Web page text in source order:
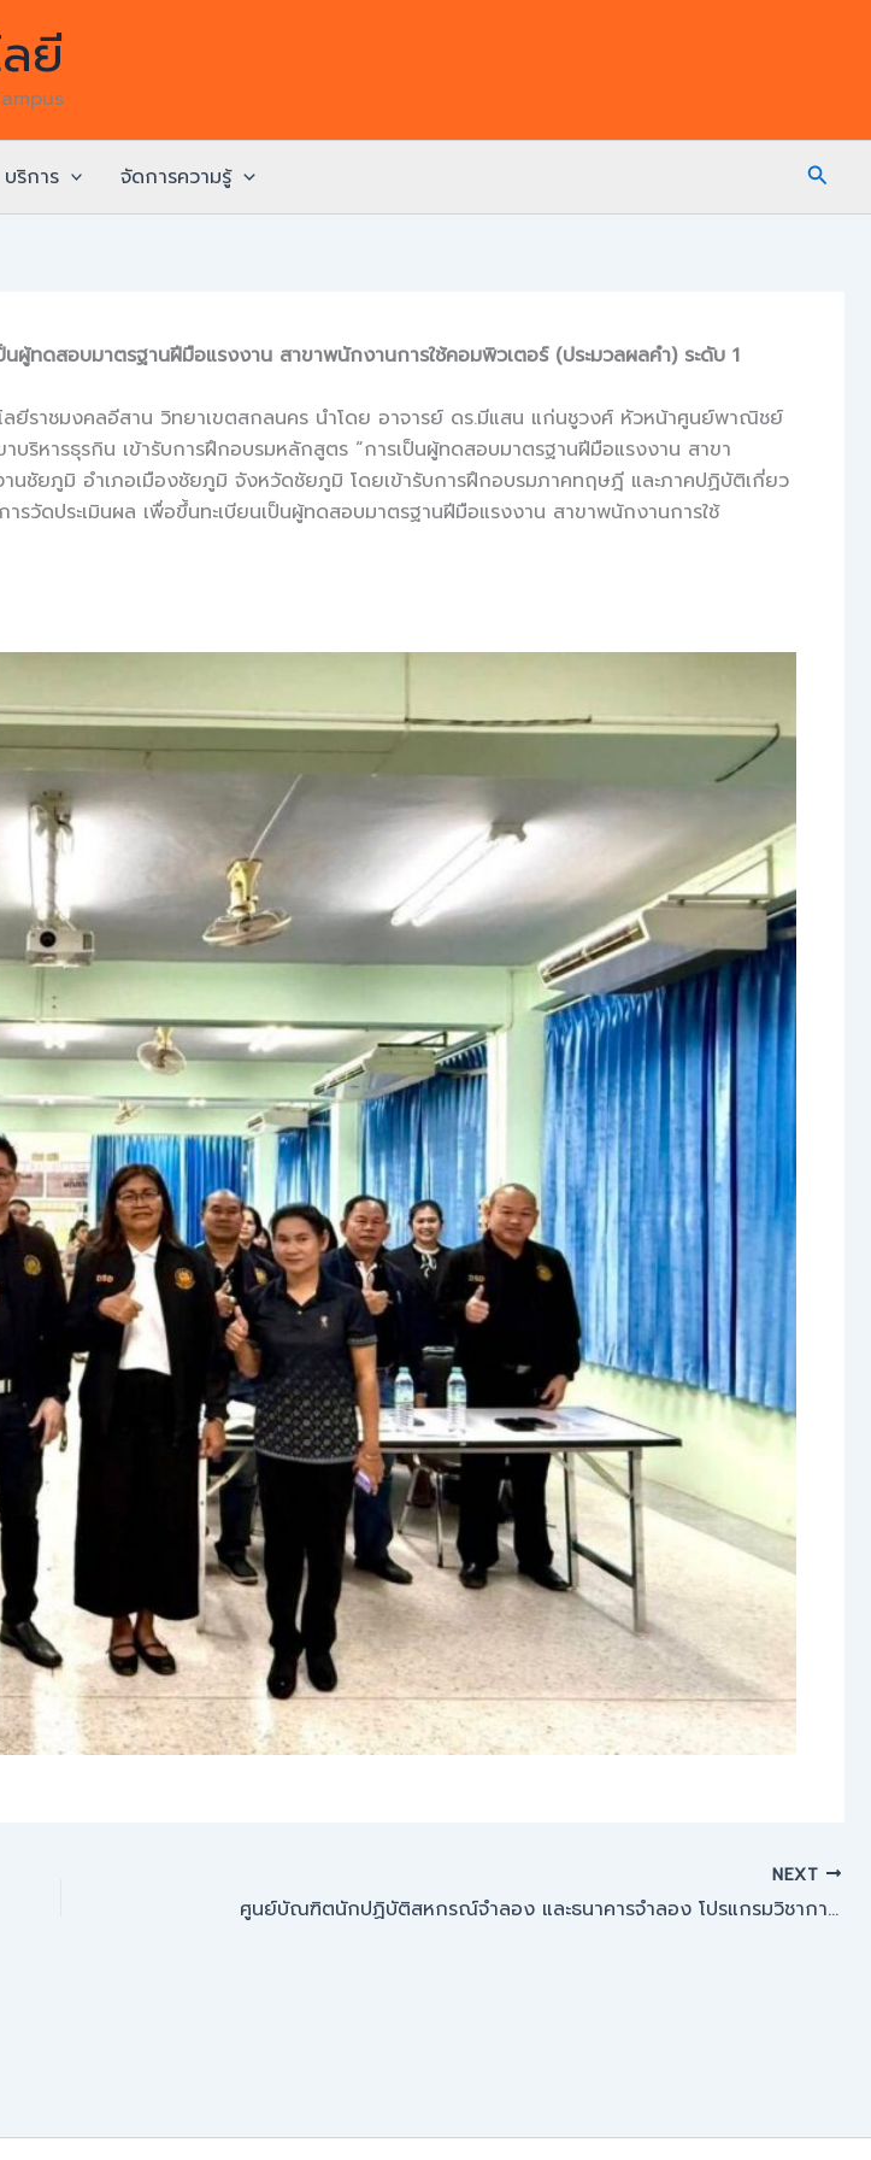
ยี
บริการ จัดการความรู้
ผู้ทดสอบมาตรฐานฝีมือแรงงาน สาขาพนักงานการใช้คอมพิวเตอร์ (ประมวลผลคำ) ระดับ 1
ยีราชมงคลอีสาน วิทยาเขตสกลนคร นำโดย อาจารย์ ดร.มีแสน แก่นชูวงศ์ หัวหน้าศูนย์พาณิชย์
ริหารธุรกิน เข้ารับการฝึกอบรมหลักสูตร “การเป็นผู้ทดสอบมาตรฐานฝีมือแรงงาน สาขา
ชัยภูมิ อำเภอเมืองชัยภูมิ จังหวัดชัยภูมิ โดยเข้ารับการฝึกอบรมภาคทฤษฎี และภาคปฏิบัติเกี่ยว
วัดประเมินผล เพื่อขึ้นทะเบียนเป็นผู้ทดสอบมาตรฐานฝีมือแรงงาน สาขาพนักงานการใช้
NEXT
ศูนย์บัณฑิตนักปฏิบัติสหกรณ์จำลอง และธนาคารจำลอง โปรแกรมวิชาการบัญชี จัดโครงการบำรุงขวัญและกำลังใจ ประจำปีการศึกษา 2568